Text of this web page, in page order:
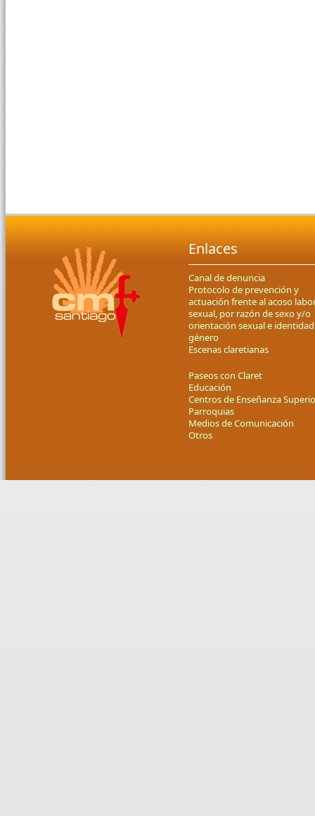
Enlaces
Canal de denuncia
Protocolo de prevención y
actuación frente al acoso
sexual, por razón de sexo y/o
orientación sexual e
género
Escenas claretianas
Paseos con Claret
Educación
Centros de Enseñanza
Parroquias
Medios de Comunicación
Otros